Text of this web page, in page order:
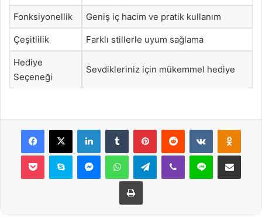
Fonksiyonellik Geniş iç hacim ve pratik kullanım
Çeşitlilik Farklı stillerle uyum sağlama
Hediye
Seçeneği
Sevdikleriniz için mükemmel hediye
Facebook
X LinkedInTumblr PinterestReddit VKontakte
Pocket Skype MessengerWhatsAppTelegramViber Line E-Posta ile
Yazdır